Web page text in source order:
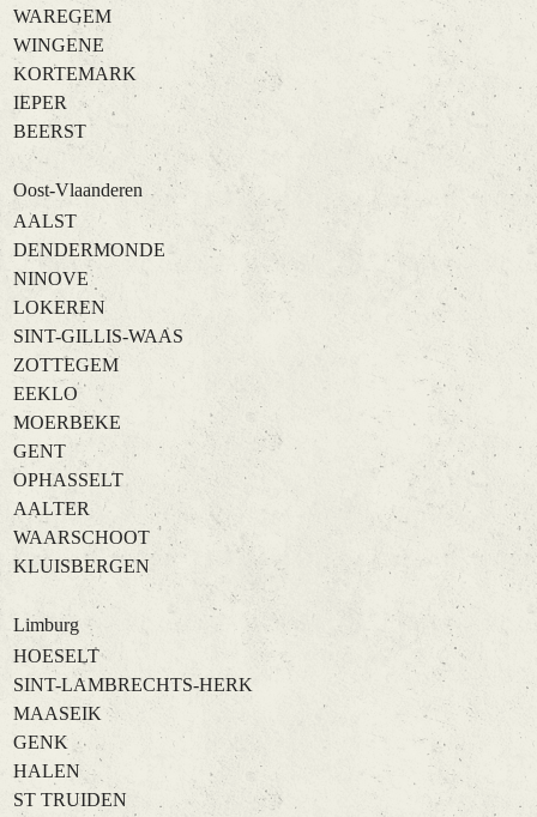
WAREGEM
WINGENE
KORTEMARK
IEPER
BEERST
Oost-Vlaanderen
AALST
DENDERMONDE
NINOVE
LOKEREN
SINT-GILLIS-WAAS
ZOTTEGEM
EEKLO
MOERBEKE
GENT
OPHASSELT
AALTER
WAARSCHOOT
KLUISBERGEN
Limburg
HOESELT
SINT-LAMBRECHTS-HERK
MAASEIK
GENK
HALEN
ST TRUIDEN